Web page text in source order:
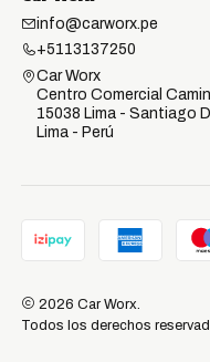
info@carworx.pe
+5113137250
Car Worx
Centro Comercial
15038 Lima - Santiago
Lima - Perú
2026 Car Worx.
Todos los derechos